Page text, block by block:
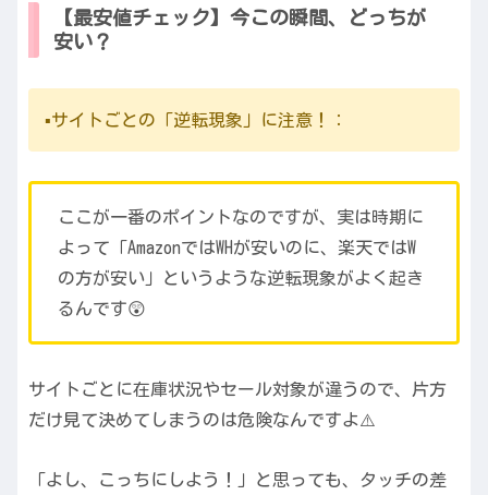
【最安値チェック】今この瞬間、どっちが
安い？
▪️サイトごとの「逆転現象」に注意！：
ここが一番のポイントなのですが、実は時期に
よって「AmazonではWHが安いのに、楽天ではW
の方が安い」というような逆転現象がよく起き
るんです😲
サイトごとに在庫状況やセール対象が違うので、片方
だけ見て決めてしまうのは危険なんですよ⚠️
「よし、こっちにしよう！」と思っても、タッチの差